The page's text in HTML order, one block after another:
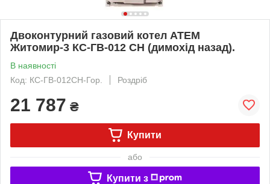
Двоконтурний газовий котел АТЕМ
Житомир-3 КС-ГВ-012 СН (димохід назад).
В наявності
Код: КС-ГВ-012СН-Гор.
Роздріб
21 787 ₴
Купити
або
Купити з